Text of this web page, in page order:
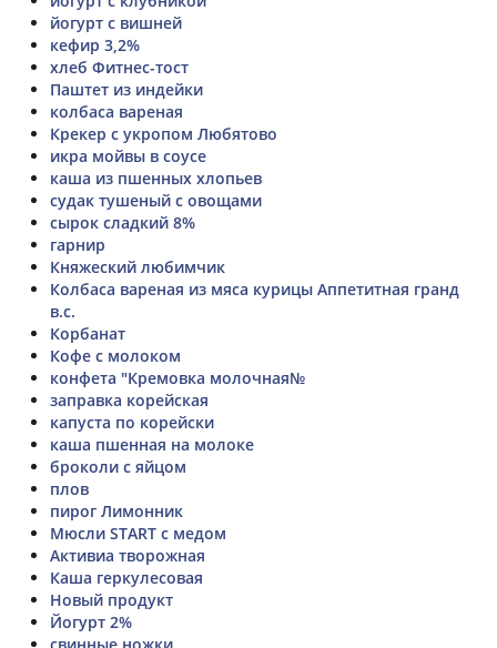
йогурт с вишней
кефир 3,2%
хлеб Фитнес-тост
Паштет из индейки
колбаса вареная
Крекер с укропом Любятово
икра мойвы в соусе
каша из пшенных хлопьев
судак тушеный с овощами
сырок сладкий 8%
гарнир
Княжеский любимчик
Колбаса вареная из мяса курицы Аппетитная гранд
в.с.
Корбанат
Кофе с молоком
конфета "Кремовка молочная№
заправка корейская
капуста по корейски
каша пшенная на молоке
броколи с яйцом
плов
пирог Лимонник
Мюсли START с медом
Активиа творожная
Каша геркулесовая
Новый продукт
Йогурт 2%